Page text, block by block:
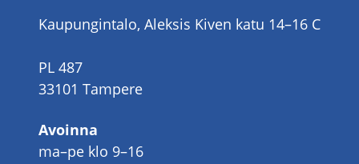
Kaupungintalo, Aleksis Kiven katu 14–16 C
PL 487
33101 Tampere
Avoinna
ma–pe klo 9–16